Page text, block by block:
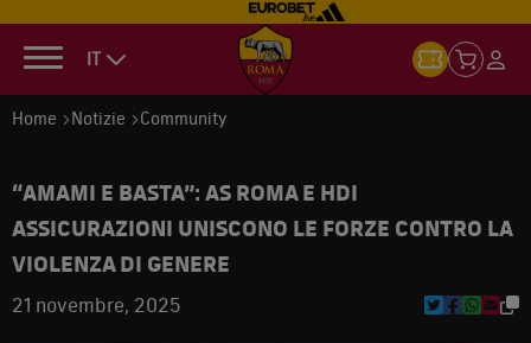
IT
Home Notizie Community
“AMAMI E BASTA”: AS ROMA E HDI
ASSICURAZIONI UNISCONO LE FORZE CONTRO LA
VIOLENZA DI GENERE
21 novembre, 2025